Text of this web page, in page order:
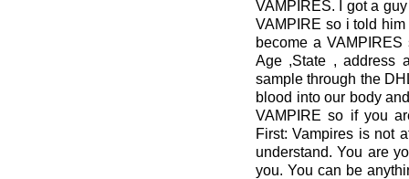
VAMPIRES. I got a
VAMPIRE so i told
become a
Age ,State , address
sample through the
blood into our body
VAMPIRE so if you
First: Vampires is not
understand. You are
you. You can be